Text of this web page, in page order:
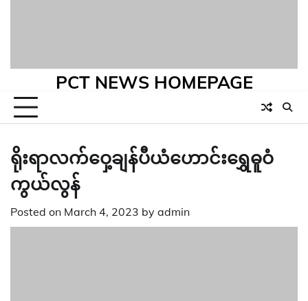
PCT NEWS HOMEPAGE
ရိုးရာလက်ဝှေ့ချန်ပီယံဟောင်းရွှေဓူဝံ
ကွယ်လွန်
Posted on March 4, 2023 by admin